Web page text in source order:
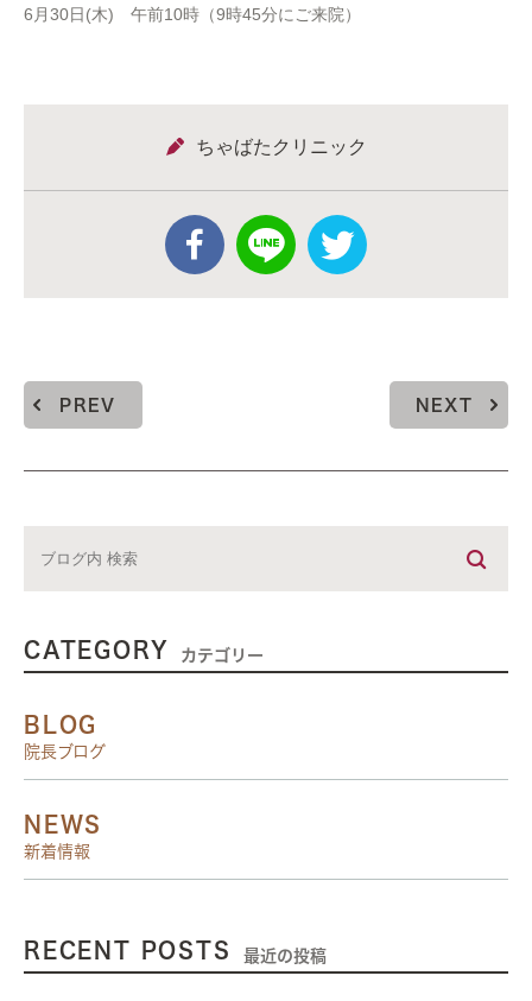
6月30日(木) 午前10時（9時45分にご来院）
ちゃばたクリニック
PREV NEXT
CATEGORY カテゴリー
BLOG
院長ブログ
NEWS
新着情報
RECENT POSTS 最近の投稿